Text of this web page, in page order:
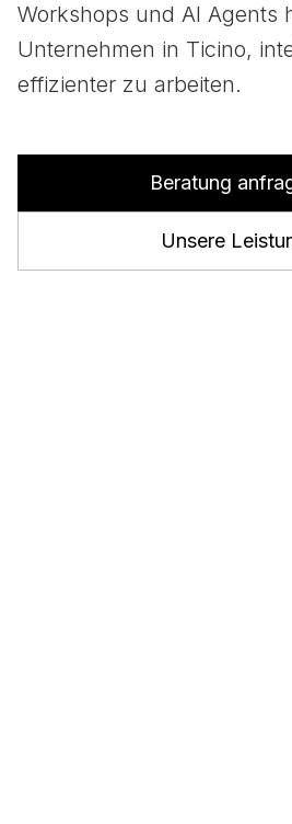
Workshops und AI Agents
Unternehmen in Ticino,
effizienter zu arbeiten.
Beratung
Unsere